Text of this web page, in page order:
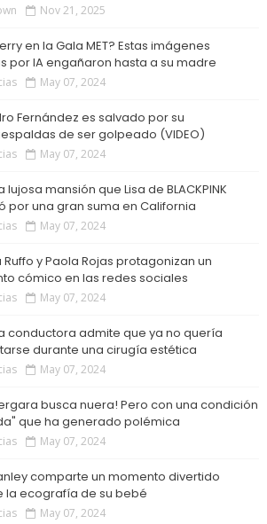
Nov 21, 2025
en la Gala MET? Estas imágenes
por IA engañaron hasta a su madre
May 07, 2024
Fernández es salvado por su
de ser golpeado (VIDEO)
May 07, 2024
lujosa mansión que Lisa de BLACKPINK
por una gran suma en California
May 07, 2024
y Paola Rojas protagonizan un
cómico en las redes sociales
May 07, 2024
conductora admite que ya no quería
durante una cirugía estética
May 07, 2024
busca nuera! Pero con una condición
que ha generado polémica
May 07, 2024
comparte un momento divertido
la ecografía de su bebé
May 07, 2024